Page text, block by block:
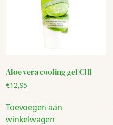
Aloe vera cooling gel CHI
€12,95
Toevoegen aan
winkelwagen